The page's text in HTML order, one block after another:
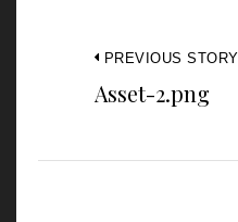
PREVIOUS STORY
Asset-2.png